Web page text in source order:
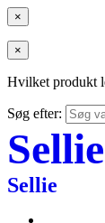
×
×
Hvilket produkt
Søg efter:
Sellie
Sellie